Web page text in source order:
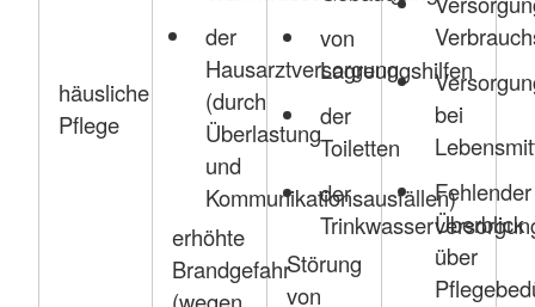
häusliche
Pflege
der
Hausarztversorgung
(durch
Überlastung
und
Kommunikationsausfällen)
erhöhte
Brandgefahr
(wegen
von
Lagreungshilfen
der
Toiletten
der
Störung
von
bei
Fehlender
Überblick
über